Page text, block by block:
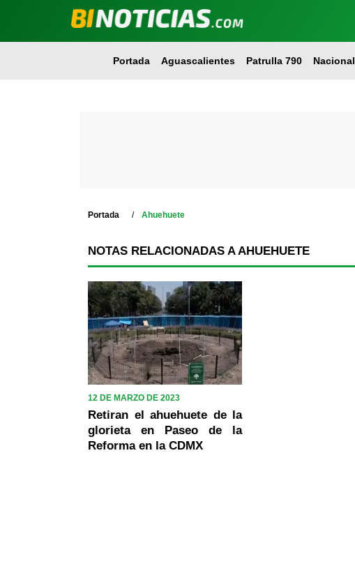
Portada Aguascalientes Patrulla 790 Nacional
Portada Ahuehuete
NOTAS RELACIONADAS A AHUEHUETE
12 DE MARZO DE 2023
Retiran el ahuehuete de la
glorieta en Paseo de la
Reforma en la CDMX